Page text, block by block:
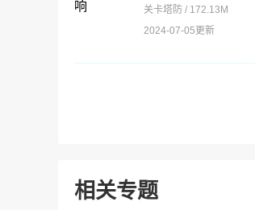
关卡塔防 / 172.13M
2024-07-05更新
相关专题